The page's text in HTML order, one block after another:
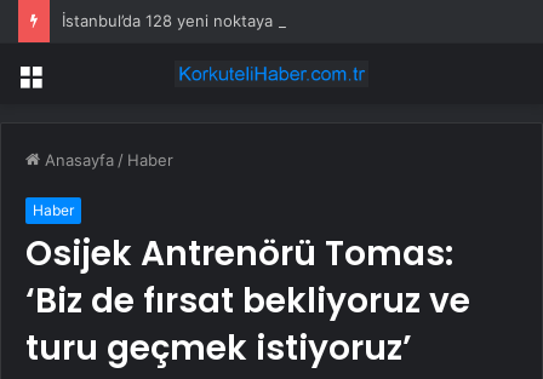
İstanbul’da 128 yeni noktaya daha EDS geliyor
Menü
Anasayfa / Haber
Haber
Osijek Antrenörü Tomas:
‘Biz de fırsat bekliyoruz ve
turu geçmek istiyoruz’